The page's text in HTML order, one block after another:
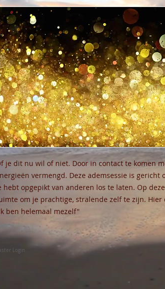
je dit nu wil of niet. Door in contact te komen
vermengd. Deze ademsessie is gericht
hebt opgepikt van anderen los te laten. Op
om je prachtige, stralende zelf te zijn. Hier
ben helemaal mezelf"
Login